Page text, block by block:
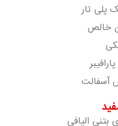
پلی تار
خالص
آسفالت
الیافی